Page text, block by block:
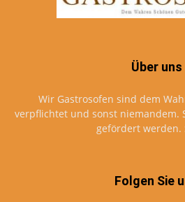
Über uns
Wir Gastrosofen sind dem
verpflichtet und sonst niemandem.
gefördert werden.
Folgen Sie